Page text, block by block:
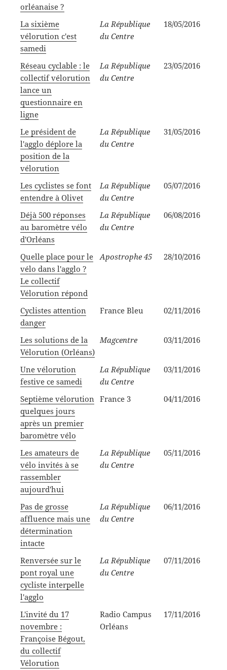
orléanaise ?
La sixième
vélorution c'est
samedi
La République
du Centre
18/05/2016
Réseau cyclable : le
collectif vélorution
lance un
questionnaire en
ligne
La République
du Centre
23/05/2016
Le président de
l'agglo déplore la
position de la
vélorution
La République
du Centre
31/05/2016
Les cyclistes se font
entendre à Olivet
La République
du Centre
05/07/2016
Déjà 500 réponses
au baromètre vélo
d'Orléans
La République
du Centre
06/08/2016
Quelle place pour le
vélo dans l'agglo ?
Le collectif
Vélorution répond
Apostrophe 45 28/10/2016
Cyclistes attention
danger
France Bleu 02/11/2016
Les solutions de la
Vélorution (Orléans)
Magcentre 03/11/2016
Une vélorution
festive ce samedi
La République
du Centre
03/11/2016
Septième vélorution
quelques jours
après un premier
baromètre vélo
France 3 04/11/2016
Les amateurs de
vélo invités à se
rassembler
aujourd'hui
La République
du Centre
05/11/2016
Pas de grosse
affluence mais une
détermination
intacte
La République
du Centre
06/11/2016
Renversée sur le
pont royal une
cycliste interpelle
l'agglo
La République
du Centre
07/11/2016
L'invité du 17
novembre :
Françoise Bégout,
du collectif
Vélorution
Radio Campus
Orléans
17/11/2016